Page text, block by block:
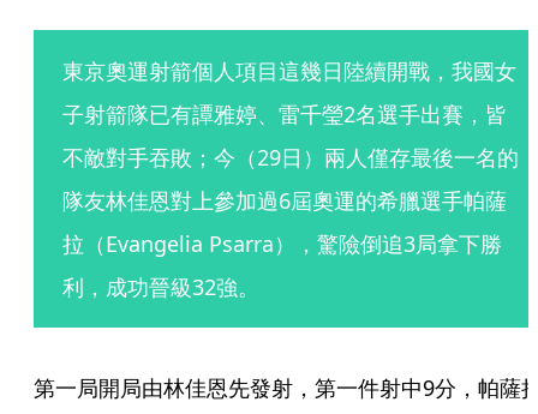
東京奧運射箭個人項目這幾日陸續開戰，我國女
子射箭隊已有譚雅婷、雷千瑩2名選手出賽，皆
不敵對手吞敗；今（29日）兩人僅存最後一名的
隊友林佳恩對上參加過6屆奧運的希臘選手帕薩
拉（Evangelia Psarra），驚險倒追3局拿下勝
利，成功晉級32強。
第一局開局由林佳恩先發射，第一件射中9分，帕薩